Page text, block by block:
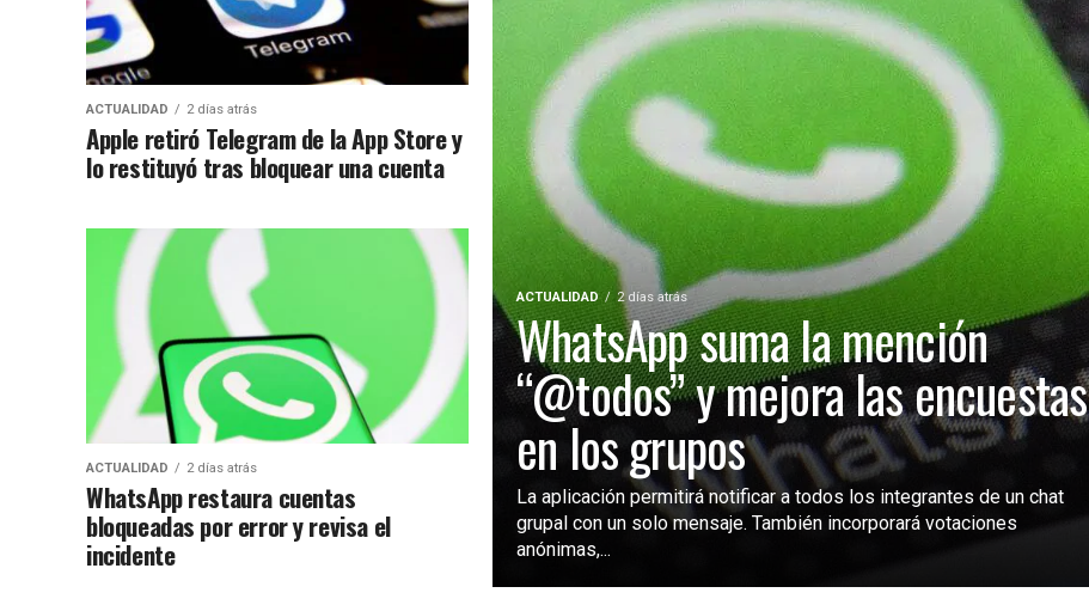
ACTUALIDAD 2 días atrás
WhatsApp suma la mención
“@todos” y mejora las encuestas
en los grupos
La aplicación permitirá notificar a todos los integrantes de un chat
grupal con un solo mensaje. También incorporará votaciones
anónimas,...
ACTUALIDAD 2 días atrás
Apple retiró Telegram de la App Store y
lo restituyó tras bloquear una cuenta
ACTUALIDAD 2 días atrás
WhatsApp restaura cuentas
bloqueadas por error y revisa el
incidente